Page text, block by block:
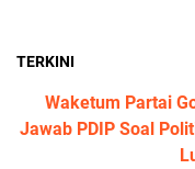
TERKINI
Waketum Partai
Jawab PDIP Soal